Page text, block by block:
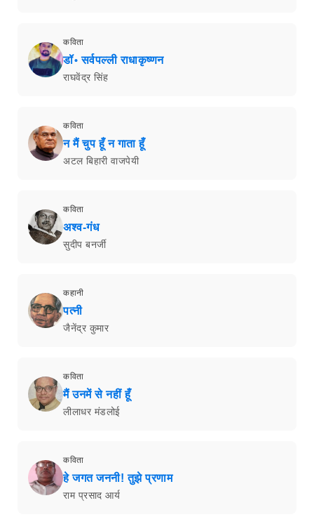
कविता
डॉ॰ सर्वपल्ली राधाकृष्णन
राघवेंद्र सिंह
कविता
न मैं चुप हूँ न गाता हूँ
अटल बिहारी वाजपेयी
कविता
अश्व-गंध
सुदीप बनर्जी
कहानी
पत्नी
जैनेंद्र कुमार
कविता
मैं उनमें से नहीं हूँ
लीलाधर मंडलोई
कविता
हे जगत जननी! तुझे प्रणाम
राम प्रसाद आर्य